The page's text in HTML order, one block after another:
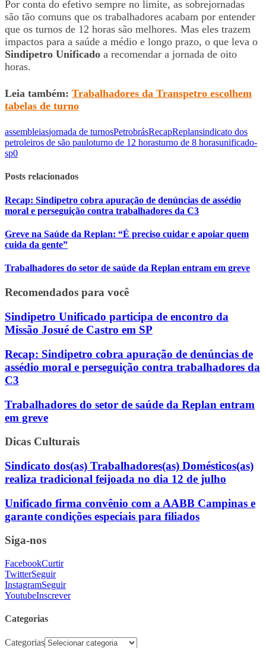
Por conta do efetivo sempre no limite, as sobrejornadas
são tão comuns que os trabalhadores acabam por entender
que os turnos de 12 horas são melhores. Mas eles trazem
impactos para a saúde a médio e longo prazo, o que leva o
Sindipetro Unificado a recomendar a jornada de oito
horas.
Leia também: Trabalhadores da Transpetro escolhem
tabelas de turno
assembleiasjornada de turnosPetrobrásRecapReplansindicato dos
petroleiros de são pauloturno de 12 horasturno de 8 horasunificado-
sp0
Posts relacionados
Recap: Sindipetro cobra apuração de denúncias de assédio
moral e perseguição contra trabalhadores da C3
Greve na Saúde da Replan: “É preciso cuidar e apoiar quem
cuida da gente”
Trabalhadores do setor de saúde da Replan entram em greve
Recomendados para você
Sindipetro Unificado participa de encontro da
Missão Josué de Castro em SP
Recap: Sindipetro cobra apuração de denúncias de
assédio moral e perseguição contra trabalhadores da
C3
Trabalhadores do setor de saúde da Replan entram
em greve
Dicas Culturais
Sindicato dos(as) Trabalhadores(as) Domésticos(as)
realiza tradicional feijoada no dia 12 de julho
Unificado firma convênio com a AABB Campinas e
garante condições especiais para filiados
Siga-nos
FacebookCurtir
TwitterSeguir
InstagramSeguir
YoutubeInscrever
Categorias
Categorias